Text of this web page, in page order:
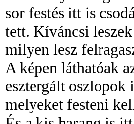
sor festés itt is
tett. Kíváncsi leszek
milyen lesz
A képen láthatóak
esztergált oszlopok
melyeket festeni